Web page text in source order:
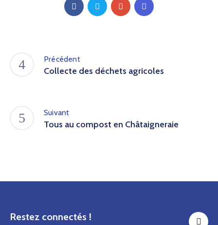
Précédent
Collecte des déchets agricoles
Suivant
Tous au compost en Châtaigneraie
Restez connectés !